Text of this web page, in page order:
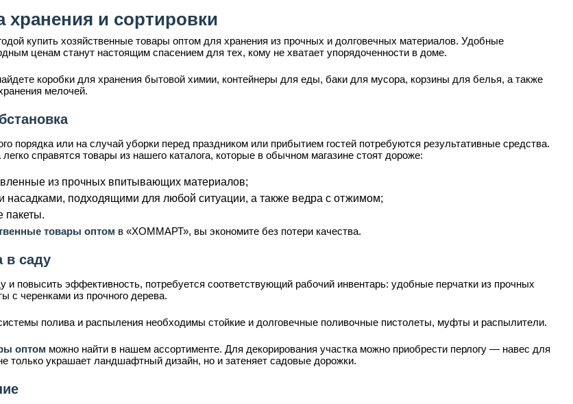
хранения и сортировки
купить хозяйственные товары оптом для хранения из прочных и долговечных материалов. Удобные
ценам станут настоящим спасением для тех, кому не хватает упорядоченности в доме.
коробки для хранения бытовой химии, контейнеры для еды, баки для мусора, корзины для белья, а также
мелочей.
порядка или на случай уборки перед праздником или прибытием гостей потребуются результативные средства.
справятся товары из нашего каталога, которые в обычном магазине стоят дороже:
из прочных впитывающих материалов;
подходящими для любой ситуации, а также ведра с отжимом;
пакеты.
товары оптом в «ХОММАРТ», вы экономите без потери качества.
в саду
и повысить эффективность, потребуется соответствующий рабочий инвентарь: удобные перчатки из прочных
с черенками из прочного дерева.
полива и распыления необходимы стойкие и долговечные поливочные пистолеты, муфты и распылители.
оптом можно найти в нашем ассортименте. Для декорирования участка можно приобрести перлогу — навес для
только украшает ландшафтный дизайн, но и затеняет садовые дорожки.